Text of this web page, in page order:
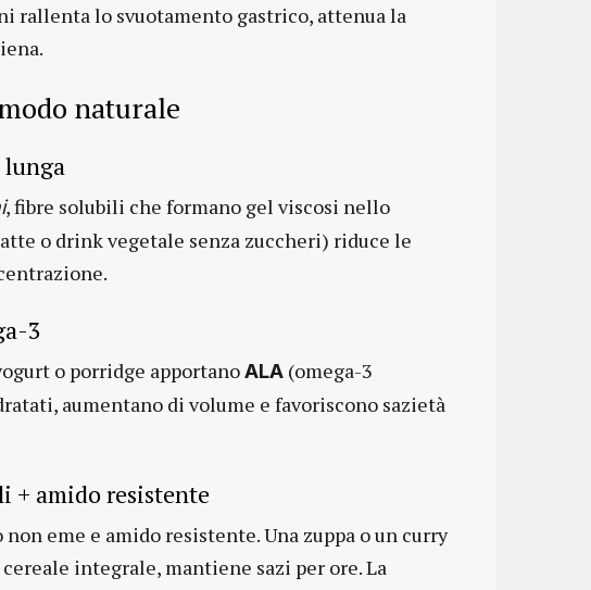
rallenta lo svuotamento gastrico, attenua la
naturale
, fibre solubili che formano gel viscosi nello
o drink vegetale senza zuccheri) riduce le
3
o porridge apportanoALA (omega-3
aumentano di volume e favoriscono sazietà
+ amido resistente
eme e amido resistente. Una zuppa o un curry
integrale, mantiene sazi per ore. La